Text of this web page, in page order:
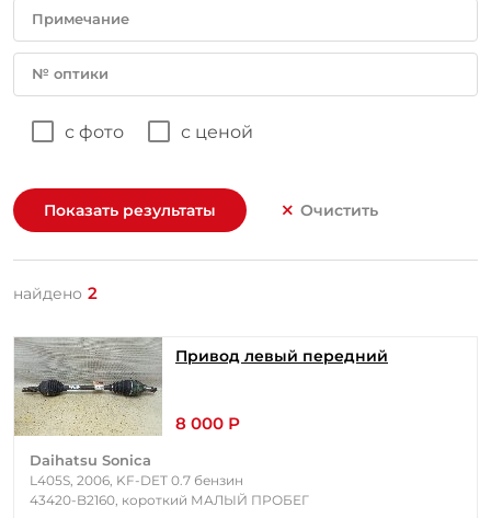
Примечание
№ оптики
с фото с ценой
Показать результаты Очистить
найдено 2
Привод левый передний
8 000 Р
Daihatsu Sonica
L405S, 2006, KF-DET 0.7 бензин
43420-B2160, короткий МАЛЫЙ ПРОБЕГ